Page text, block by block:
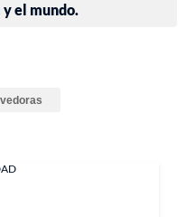
el mundo.